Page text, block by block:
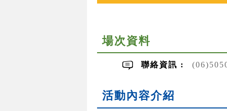
場次資料
聯絡資訊 :
活動內容介紹